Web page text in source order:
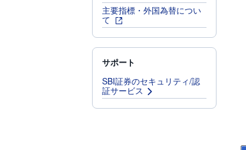
主要指標・外国為替につい
て
サポート
SBI証券のセキュリティ/認
証サービス